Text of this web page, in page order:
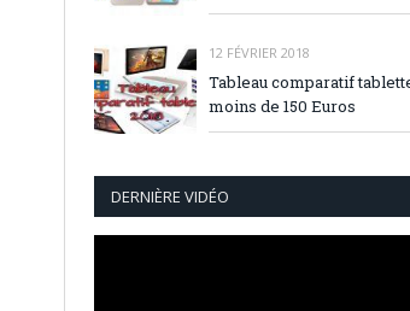
12 FÉVRIER 2018
Tableau comparatif
moins de 150 Euros
DERNIÈRE VIDÉO